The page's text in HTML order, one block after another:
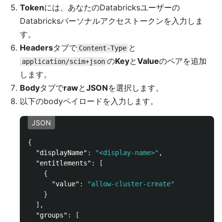
Tokenには、あなたのDatabricksユーザーの
Databricksパーソナルアクセストークンを入力しま
す。
Headersタブで Content-Type と
application/scim+json のKeyとValueのペアを追加
します。
BodyタブでrawとJSONを選択します。
以下のbodyペイロードを入力します。
JSON
{
"displayName" : "<display-name>" ,
"entitlements" :
[
{
"value" :
"allow-cluster-create"
}
],
"groups" :
[